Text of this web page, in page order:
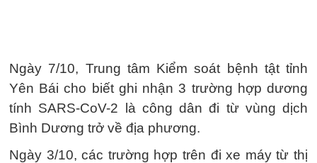
Ngày 7/10, Trung tâm Kiểm soát bệnh tật tỉnh
Yên Bái cho biết ghi nhận 3 trường hợp dương
tính SARS-CoV-2 là công dân đi từ vùng dịch
Bình Dương trở về địa phương.
Ngày 3/10, các trường hợp trên đi xe máy từ thị